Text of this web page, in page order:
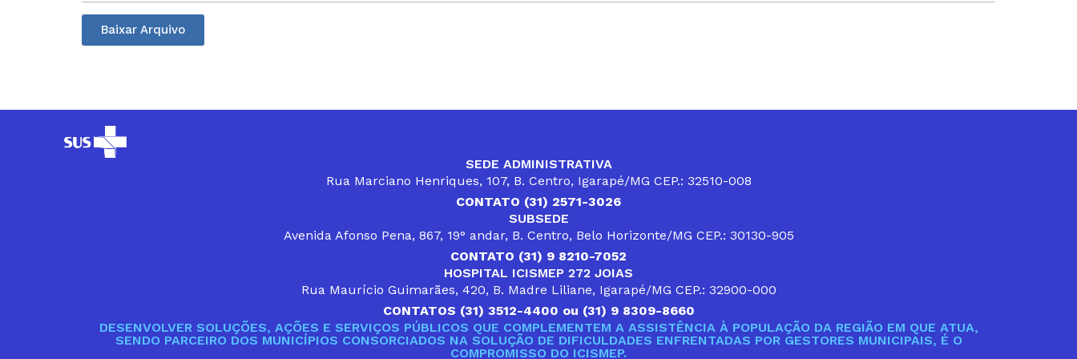
Baixar Arquivo
SEDE ADMINISTRATIVA
Rua Marciano Henriques, 107, B. Centro, Igarapé/MG CEP.: 32510-008
CONTATO (31) 2571-3026
SUBSEDE
Avenida Afonso Pena, 867, 19° andar, B. Centro, Belo Horizonte/MG CEP.: 30130-905
CONTATO (31) 9 8210-7052
HOSPITAL ICISMEP 272 JOIAS
Rua Maurício Guimarães, 420, B. Madre Liliane, Igarapé/MG CEP.: 32900-000
CONTATOS (31) 3512-4400 ou (31) 9 8309-8660
DESENVOLVER SOLUÇÕES, AÇÕES E SERVIÇOS PÚBLICOS QUE COMPLEMENTEM A ASSISTÊNCIA À POPULAÇÃO DA REGIÃO EM QUE ATUA,
SENDO PARCEIRO DOS MUNICÍPIOS CONSORCIADOS NA SOLUÇÃO DE DIFICULDADES ENFRENTADAS POR GESTORES MUNICIPAIS, É O
COMPROMISSO DO ICISMEP.